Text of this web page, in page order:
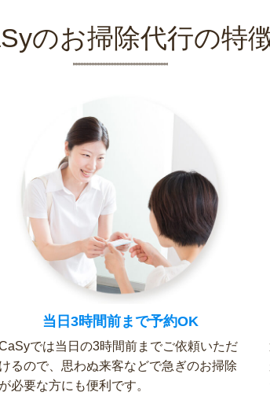
のお掃除代行の特
当日3時間前まで予約OK
では当日の3時間前までご依頼いただ
けるので、思わぬ来客などで急ぎのお掃除
が必要な方にも便利です。